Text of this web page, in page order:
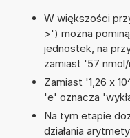
W większości
>') można
jednostek, na
zamiast '57
Zamiast '1,26 x
'e' oznacza
Na tym etapie
działania